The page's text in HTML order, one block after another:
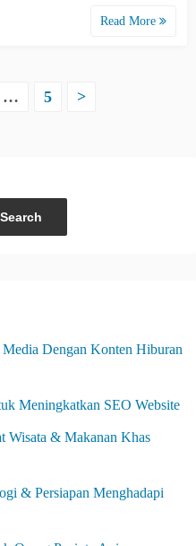
Read More
… 5 >
Search
Dengan Konten Hiburan
Meningkatkan SEO Website
Wisata & Makanan Khas
& Persiapan Menghadapi